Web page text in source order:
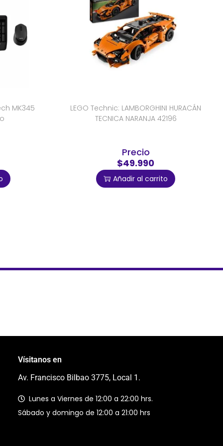
MK345
LEGO Technic: LAMBORGHINI HURACÁN
TECNICA NARANJA 42196
Precio
$49.990
Añadir al carrito
Vísitanos en
Av. Francisco Bilbao 3775, Local 1.
Lunes a Viernes de 12:00 a 22:00 hrs.
Sábado y domingo de 12:00 a 21:00 hrs